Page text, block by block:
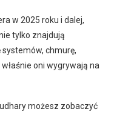
w 2025 roku i dalej,
tylko znajdują
chmurę,
oni wygrywają na
możesz zobaczyć